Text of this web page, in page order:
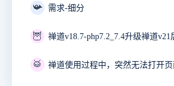
📯 需求-细分
🦉 禅道v18.7-php7.2_7.4升级禅道
🥁